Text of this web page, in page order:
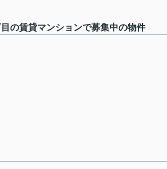
の賃貸マンションで募集中の物件